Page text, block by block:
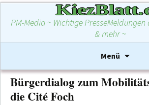
PM-Media ~ Wichtige
& mehr ~
Menü
Bürgerdialog zum
die Cité Foch